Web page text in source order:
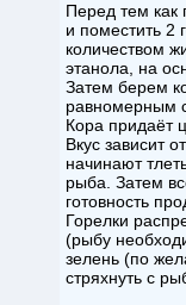
Перед тем как
и поместить 2
количеством
этанола, на
Затем берем
равномерным
Кора придаёт
Вкус зависит
начинают
рыба. Затем
готовность
Горелки
(рыбу
зелень (по
стряхнуть с